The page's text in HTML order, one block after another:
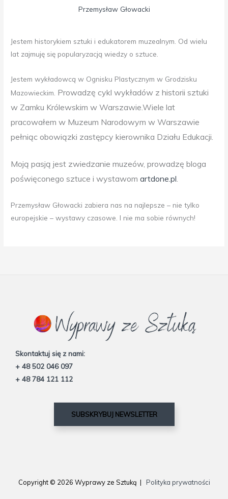
Przemysław Głowacki
Jestem historykiem sztuki i edukatorem muzealnym. Od wielu
lat zajmuję się popularyzacją wiedzy o sztuce.
Jestem wykładowcą w Ognisku Plastycznym w Grodzisku
Mazowieckim. Prowadzę cykl wykładów z historii sztuki
w Zamku Królewskim w Warszawie.Wiele lat
pracowałem w Muzeum Narodowym w Warszawie
pełniąc obowiązki zastępcy kierownika Działu Edukacji.
Moją pasją jest zwiedzanie muzeów, prowadzę bloga
poświęconego sztuce i wystawomartdone.pl.
Przemysław Głowacki zabiera nas na najlepsze – nie tylko
europejskie – wystawy czasowe. I nie ma sobie równych!
Skontaktuj się z nami:
+ 48 502 046 097
+ 48 784 121 112
SUBSKRYBUJ NEWSLETTER
Copyright © 2026 Wyprawy ze Sztuką | Polityka prywatności